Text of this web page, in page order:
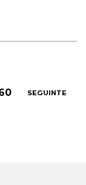
SEGUINTE